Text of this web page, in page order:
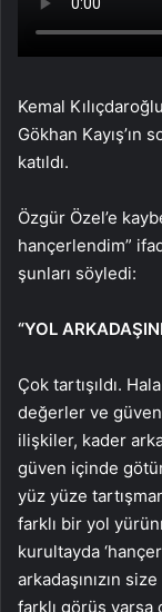
Kemal
Gökhan Kayış’ın
katıldı.
Özgür Özel’e
hançerlendim”
şunları söyledi:
“YOL
Çok tartışıldı.
değerler ve
ilişkiler, kader
güven içinde
yüz yüze
farklı bir yol
kurultayda
arkadaşınızın
farklı görüş varsa